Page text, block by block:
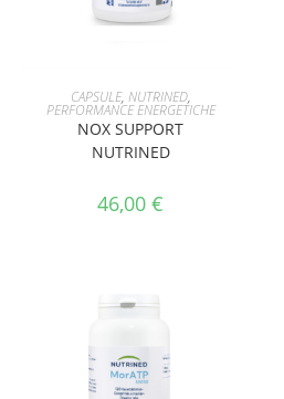
AGGIUNGI AL CARRELLO
CAPSULE, NUTRINED,
PERFORMANCE ENERGETICHE
NOX SUPPORT
NUTRINED
46,00€